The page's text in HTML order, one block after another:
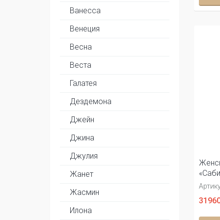
Ванесса
Венеция
Весна
Веста
Галатея
Дездемона
Джейн
Джина
Джулия
Жанет
Жасмин
Илона